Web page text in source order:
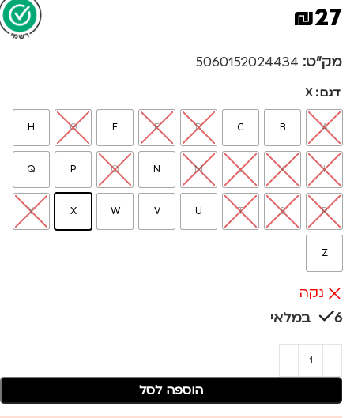
₪27
מק"ט: 5060152024434
דגם X
A
B
C
D
E
F
G
H
I
K
L
M
N
O
P
Q
R
S
T
U
V
W
X
Y
Z
נקה
6 במלאי
הוספה לסל